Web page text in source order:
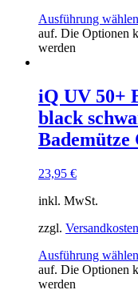
Ausführung wählen
auf. Die Optionen
werden
iQ UV 50+
black
Bademütze
23,95 €
inkl. MwSt.
zzgl. Versandkosten
Ausführung wählen
auf. Die Optionen
werden